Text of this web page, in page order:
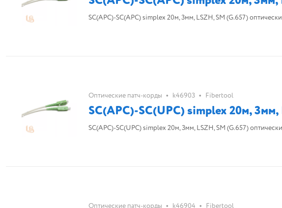
SC(APC)-SC(APC) simplex 20м, 3мм, LSZH, SM (G.657)
Оптические патч-корды • k46903 • Fibertool
SC(APC)-SC(UPC) simplex 20м,
SC(APC)-SC(UPC) simplex 20м, 3мм, LSZH, SM (G.657)
Оптические патч-корды k46904 Fibertool